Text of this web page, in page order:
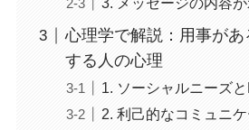
心理学で解説：用事が
する人の心理
1. ソーシャルニーズ
2. 利己的なコミュニ